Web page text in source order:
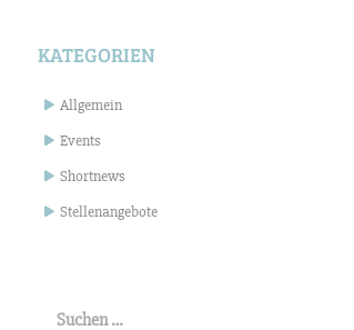
KATEGORIEN
Allgemein
Events
Shortnews
Stellenangebote
nach: